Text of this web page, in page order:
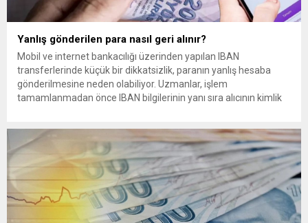
Yanlış gönderilen para nasıl geri alınır?
Mobil ve internet bankacılığı üzerinden yapılan IBAN
transferlerinde küçük bir dikkatsizlik, paranın yanlış hesaba
gönderilmesine neden olabiliyor. Uzmanlar, işlem
tamamlanmadan önce IBAN bilgilerinin yanı sıra alıcının kimlik
transferlerinde, özellikle IBAN’ın yanlış yazılması veya alıcı
bilgilerinin kontrol...